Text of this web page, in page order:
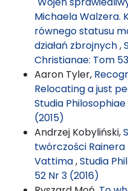
Michaela Walzera.
równego statusu
działań zbrojnych,
Christianae: Tom
Aaron Tyler,
Relocating a just
Studia
(2015)
Andrzej Kobyliński,
twórczości Rainera
Vattima,Studia
52 Nr 3 (2016)